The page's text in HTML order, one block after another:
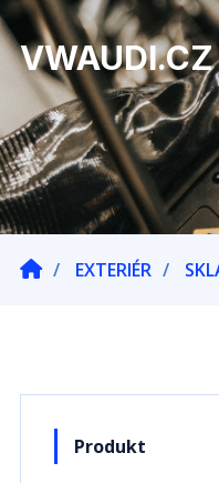
VWAUDI.CZ
EXTERIÉR
Produkt